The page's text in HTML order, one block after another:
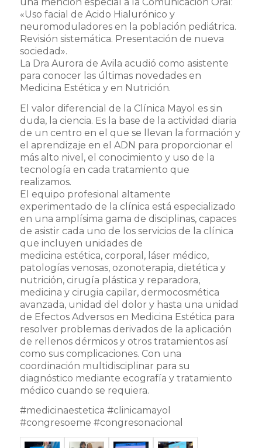
«Uso facial de Acido Hialurónico y
neuromoduladores en la población pediátrica.
Revisión sistemática. Presentación de nueva
sociedad».
La Dra Aurora de Avila acudió como asistente
para conocer las últimas novedades en
Medicina Estética y en Nutrición.
El valor diferencial de la Clínica Mayol es sin
duda, la ciencia. Es la base de la actividad diaria
de un centro en el que se llevan la formación y
el aprendizaje en el ADN para proporcionar el
más alto nivel, el conocimiento y uso de la
tecnología en cada tratamiento que
realizamos.
El equipo profesional altamente
experimentado de la clínica está especializado
en una amplísima gama de disciplinas, capaces
de asistir cada uno de los servicios de la clínica
que incluyen unidades de
medicina estética, corporal, láser médico,
patologías venosas, ozonoterapia, dietética y
nutrición, cirugía plástica y reparadora,
medicina y cirugia capilar, dermocosmética
avanzada, unidad del dolor y hasta una unidad
de Efectos Adversos en Medicina Estética para
resolver problemas derivados de la aplicación
de rellenos dérmicos y otros tratamientos así
como sus complicaciones. Con una
coordinación multidisciplinar para su
diagnóstico mediante ecografía y tratamiento
médico cuando se requiera.
#medicinaestetica #clinicamayol
#congresoeme #congresonacional